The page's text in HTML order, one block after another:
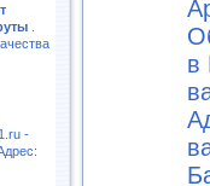
-
в